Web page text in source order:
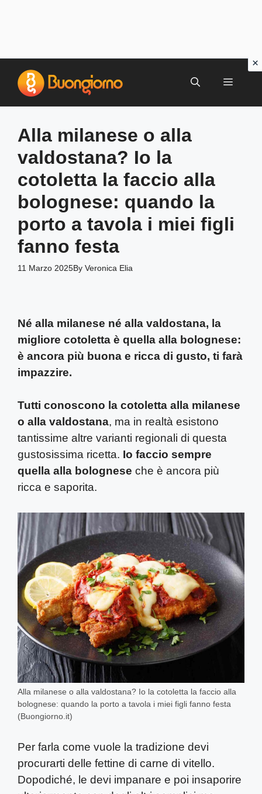
contenuto
MENU
Alla milanese o alla
valdostana? Io la
cotoletta la faccio alla
bolognese: quando la
porto a tavola i miei figli
fanno festa
11 Marzo 2025By Veronica Elia
Né alla milanese né alla valdostana, la
migliore cotoletta è quella alla bolognese:
è ancora più buona e ricca di gusto, ti farà
impazzire.
Tutti conoscono la cotoletta alla milanese
o alla valdostana, ma in realtà esistono
tantissime altre varianti regionali di questa
gustosissima ricetta. Io faccio sempre
quella alla bolognese che è ancora più
ricca e saporita.
Alla milanese o alla valdostana? Io la cotoletta la faccio alla
bolognese: quando la porto a tavola i miei figli fanno festa
(Buongiorno.it)
Per farla come vuole la tradizione devi
procurarti delle fettine di carne di vitello.
Dopodiché, le devi impanare e poi insaporire